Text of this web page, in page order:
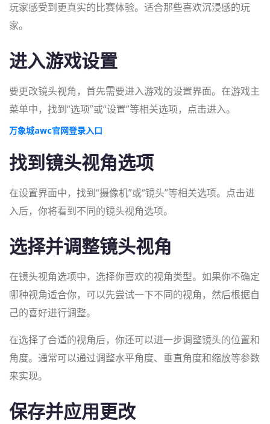
玩家感受到更真实的比赛体验。适合那些喜欢沉浸感的玩
家。
进入游戏设置
要更改镜头视角，首先需要进入游戏的设置界面。在游戏主
菜单中，找到“选项”或“设置”等相关选项，点击进入。
万象城awc官网登录入口
找到镜头视角选项
在设置界面中，找到“摄像机”或“镜头”等相关选项。点击进
入后，你将看到不同的镜头视角选项。
选择并调整镜头视角
在镜头视角选项中，选择你喜欢的视角类型。如果你不确定
哪种视角适合你，可以先尝试一下不同的视角，然后根据自
己的喜好进行调整。
在选择了合适的视角后，你还可以进一步调整镜头的位置和
角度。通常可以通过调整水平角度、垂直角度和缩放等参数
来实现。
保存并应用更改